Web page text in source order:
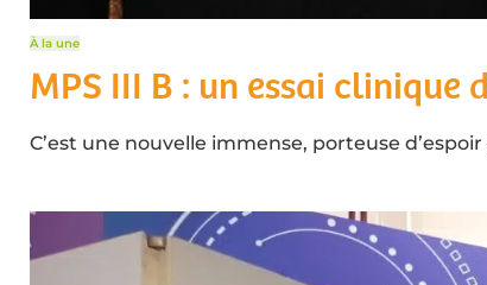
À la une
MPS III B : un essai clinique
C’est une nouvelle immense, porteuse